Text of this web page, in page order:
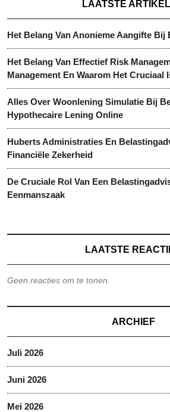
LAATSTE
Het Belang Van Anonieme Aangifte
Het Belang Van Effectief Risk
Management En Waarom Het Cruciaal
Alles Over Woonlening Simulatie Bij
Hypothecaire Lening Online
Huberts Administraties En
Financiële Zekerheid
De Cruciale Rol Van Een
Eenmanszaak
LAATSTE
Geen reacties om te tonen.
ARCHIEF
Juli 2026
Juni 2026
Mei 2026